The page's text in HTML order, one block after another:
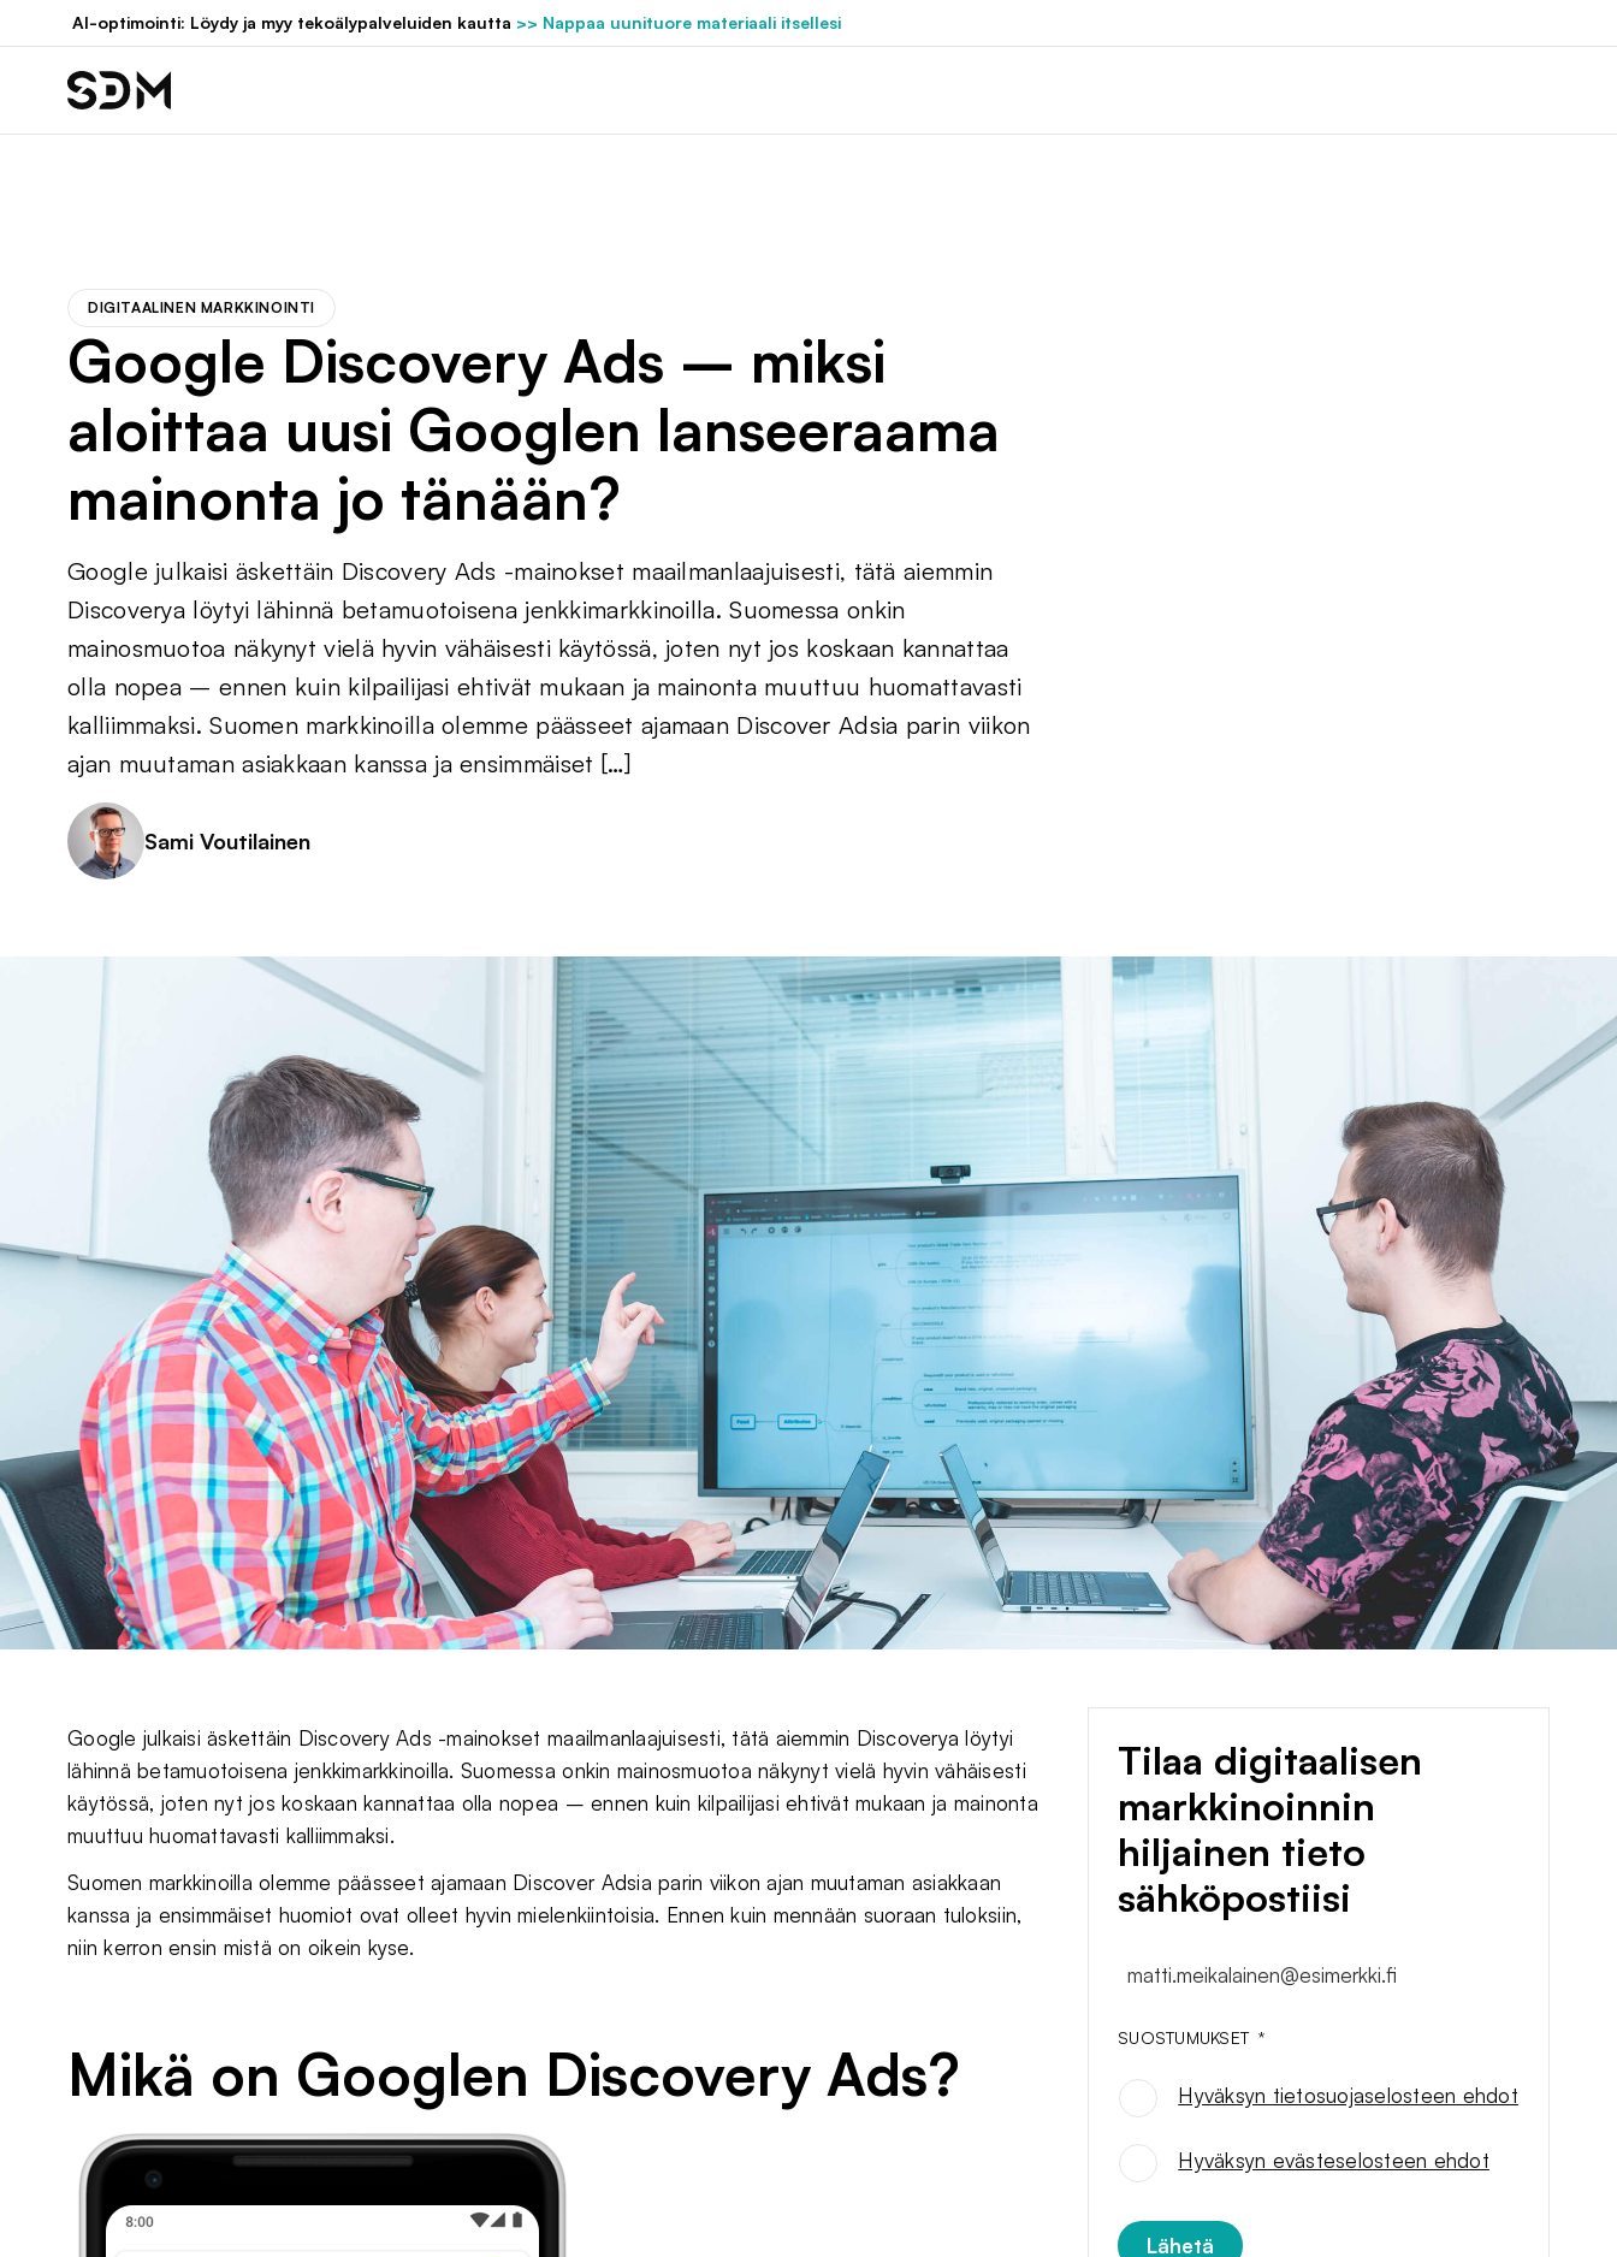
sisältöön
AI-optimointi: Löydy ja myy tekoälypalveluiden kautta >> Nappaa uunituore materiaali itsellesi
DIGITAALINEN MARKKINOINTI
Google Discovery Ads – miksi
aloittaa uusi Googlen lanseeraama
mainonta jo tänään?
Google julkaisi äskettäin Discovery Ads -mainokset maailmanlaajuisesti, tätä aiemmin
Discoverya löytyi lähinnä betamuotoisena jenkkimarkkinoilla. Suomessa onkin
mainosmuotoa näkynyt vielä hyvin vähäisesti käytössä, joten nyt jos koskaan kannattaa
olla nopea – ennen kuin kilpailijasi ehtivät mukaan ja mainonta muuttuu huomattavasti
kalliimmaksi. Suomen markkinoilla olemme päässeet ajamaan Discover Adsia parin viikon
ajan muutaman asiakkaan kanssa ja ensimmäiset […]
Sami Voutilainen
Google julkaisi äskettäin Discovery Ads -mainokset maailmanlaajuisesti, tätä aiemmin Discoverya löytyi
lähinnä betamuotoisena jenkkimarkkinoilla. Suomessa onkin mainosmuotoa näkynyt vielä hyvin vähäisesti
käytössä, joten nyt jos koskaan kannattaa olla nopea – ennen kuin kilpailijasi ehtivät mukaan ja mainonta
muuttuu huomattavasti kalliimmaksi.
Suomen markkinoilla olemme päässeet ajamaan Discover Adsia parin viikon ajan muutaman asiakkaan
kanssa ja ensimmäiset huomiot ovat olleet hyvin mielenkiintoisia. Ennen kuin mennään suoraan tuloksiin,
niin kerron ensin mistä on oikein kyse.
Mikä on Googlen Discovery Ads?
Tilaa digitaalisen
markkinoinnin
hiljainen tieto
sähköpostiisi
SUOSTUMUKSET *
Hyväksyn tietosuojaselosteen ehdot
SUOSTUMUKSET
Hyväksyn evästeselosteen ehdot